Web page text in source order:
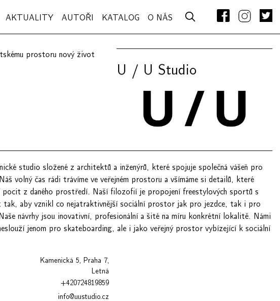
AKTUALITY AUTOŘI KATALOG O NÁS
prostoru nový život
U / U Studio
studio složené z architektů a inženýrů, které spojuje společná vášeň pro
volný čas rádi trávíme ve veřejném prostoru a všímáme si detailů, které
pocit z daného prostředí. Naší filozofií je propojení freestylových sportů s
tak, aby vznikl co nejatraktivnější sociální prostor jak pro jezdce, tak i pro
návrhy jsou inovativní, profesionální a šité na míru konkrétní lokalitě. Námi
jenom pro skateboarding, ale i jako veřejný prostor vybízející k sociální
Kamenická 5, Praha 7,
Letná
+420724819859
info@uustudio.cz